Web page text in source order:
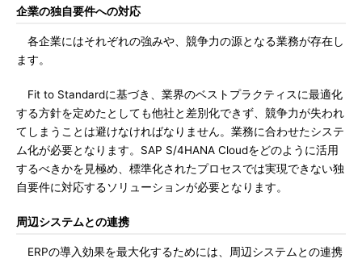
企業の独自要件への対応
各企業にはそれぞれの強みや、競争力の源となる業務が存在し
ます。
Fit to Standardに基づき、業界のベストプラクティスに最適化
する方針を定めたとしても他社と差別化できず、競争力が失われ
てしまうことは避けなければなりません。業務に合わせたシステ
ム化が必要となります。SAP S/4HANA Cloudをどのように活用
するべきかを見極め、標準化されたプロセスでは実現できない独
自要件に対応するソリューションが必要となります。
周辺システムとの連携
ERPの導入効果を最大化するためには、周辺システムとの連携